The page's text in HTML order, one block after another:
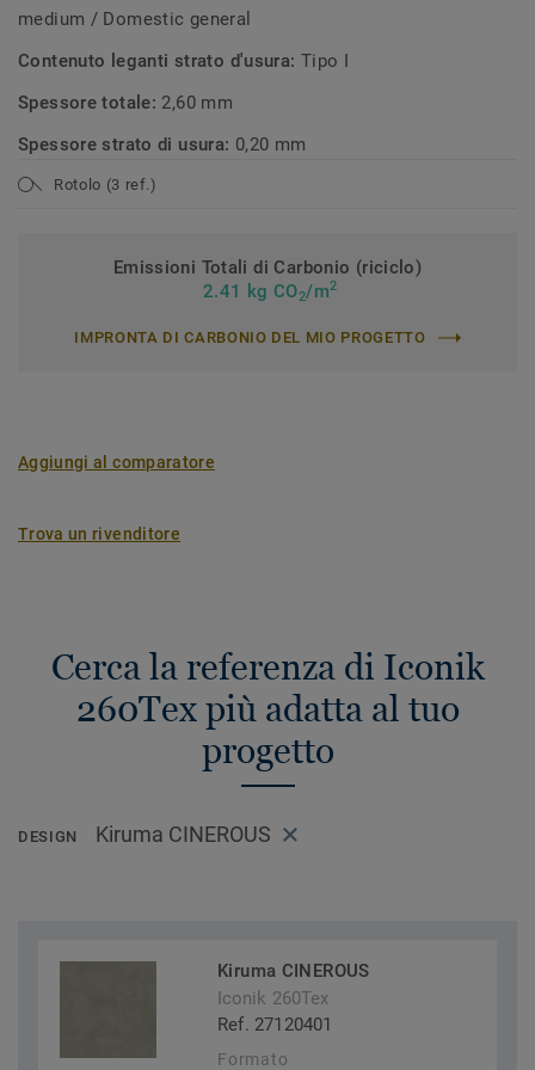
medium / Domestic general
Contenuto leganti strato d'usura: Tipo I
Spessore totale: 2,60 mm
Spessore strato di usura: 0,20 mm
Rotolo (3 ref.)
Emissioni Totali di Carbonio (riciclo)
2.41 kg CO2/m2
IMPRONTA DI CARBONIO DEL MIO PROGETTO
Aggiungi al comparatore
Trova un rivenditore
Cerca la referenza di Iconik
260Tex più adatta al tuo
progetto
DESIGN Kiruma CINEROUS
Kiruma CINEROUS
Iconik 260Tex
Ref. 27120401
Formato